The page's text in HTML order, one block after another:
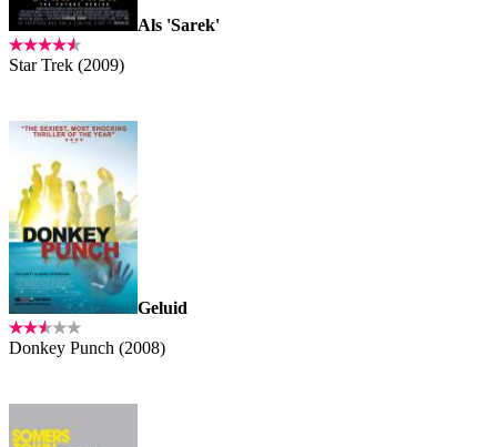
Als 'Sarek'
Star Trek (2009)
Geluid
Donkey Punch (2008)